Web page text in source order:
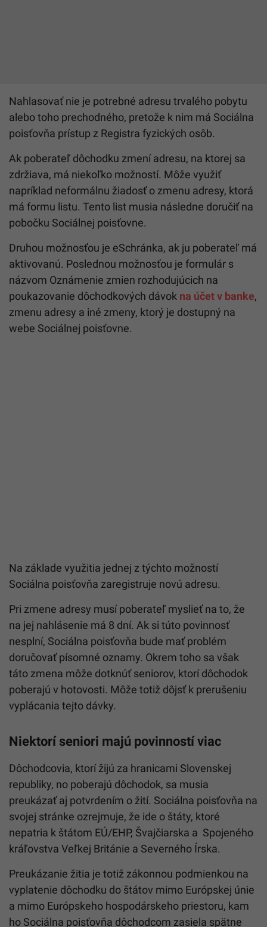
Nahlasovať nie je potrebné adresu trvalého pobytu
alebo toho prechodného, pretože k nim má Sociálna
poisťovňa prístup z Registra fyzických osôb.
Ak poberateľ dôchodku zmení adresu, na ktorej sa
zdržiava, má niekoľko možností. Môže využiť
napríklad neformálnu žiadosť o zmenu adresy, ktorá
má formu listu. Tento list musia následne doručiť na
pobočku Sociálnej poisťovne.
Druhou možnosťou je eSchránka, ak ju poberateľ má
aktivovanú. Poslednou možnosťou je formulár s
názvom Oznámenie zmien rozhodujúcich na
poukazovanie dôchodkových dávok na účet v banke,
zmenu adresy a iné zmeny, ktorý je dostupný na
webe Sociálnej poisťovne.
Na základe využitia jednej z týchto možností
Sociálna poisťovňa zaregistruje novú adresu.
Pri zmene adresy musí poberateľ myslieť na to, že
na jej nahlásenie má 8 dní. Ak si túto povinnosť
nesplní, Sociálna poisťovňa bude mať problém
doručovať písomné oznamy. Okrem toho sa však
táto zmena môže dotknúť seniorov, ktorí dôchodok
poberajú v hotovosti. Môže totiž dôjsť k prerušeniu
vyplácania tejto dávky.
Niektorí seniori majú povinností viac
Dôchodcovia, ktorí žijú za hranicami Slovenskej
republiky, no poberajú dôchodok, sa musia
preukázať aj potvrdením o žití. Sociálna poisťovňa na
svojej stránke ozrejmuje, že ide o štáty, ktoré
nepatria k štátom EÚ/EHP, Švajčiarska a Spojeného
kráľovstva Veľkej Británie a Severného Írska.
Preukázanie žitia je totiž zákonnou podmienkou na
vyplatenie dôchodku do štátov mimo Európskej únie
a mimo Európskeho hospodárskeho priestoru, kam
ho Sociálna poisťovňa dôchodcom zasiela spätne